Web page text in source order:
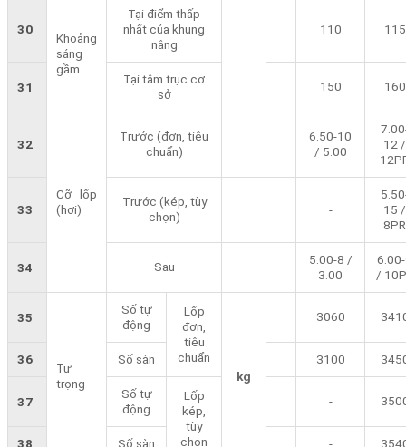
30
Khoảng
sáng
gầm
Tại điểm thấp
nhất của khung
nâng
110 115
31
Tại tâm trục cơ
sở
150 160
32
Cỡ lốp
(hơi)
Trước (đơn, tiêu
chuẩn)
6.50-10
/ 5.00
12 /
33
Trước (kép, tùy
chọn)
-
15 /
8PR
34 Sau
5.00-8 /
3.00
/
35
Tự
trọng
Số tự
động
Lốp
đơn,
tiêu
chuẩn
kg
3060
36 Số sàn 3100
37
Số tự
động
Lốp
kép,
tùy
chọn
-
38 Số sàn -